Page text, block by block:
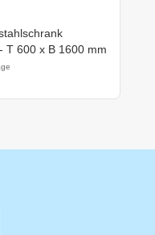
T 600 x B 1600 mm